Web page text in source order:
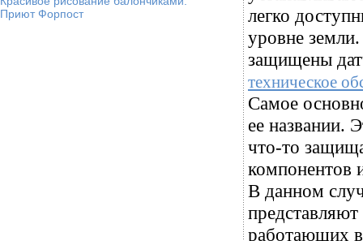
Приют Форпост
легко
уровне
защищены
техническое
Самое
ее названии.
что-то
компонентов
В данном
работающих